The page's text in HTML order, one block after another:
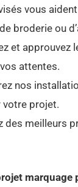
vous
broderie ou
et approuvez
attentes.
nos
votre projet.
meilleurs
marquage